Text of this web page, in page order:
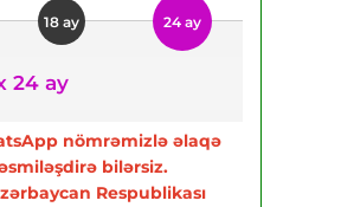
18 ay 24 ay
24 ay
nömrəmizlə əlaqə
bilərsiz.
Respublikası